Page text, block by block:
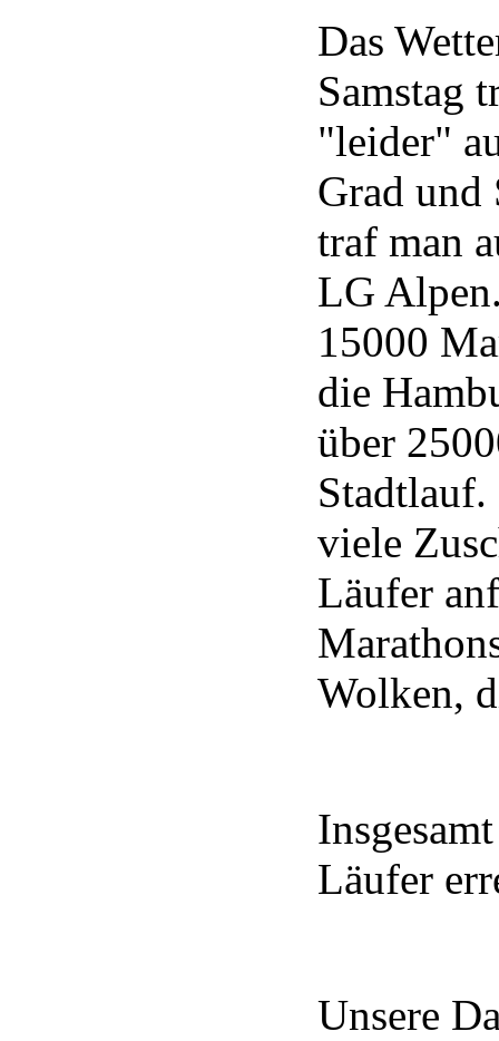
Das
Samstag
"leider"
Grad und
traf man
LG
15000
die
über
Stadtlauf.
viele
Läufer
Wolken,
Läufer
Unsere